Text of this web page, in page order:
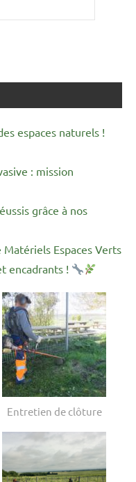
espaces naturels !
: mission
grâce à nos
Espaces Verts
encadrants !
Entretien de clôture